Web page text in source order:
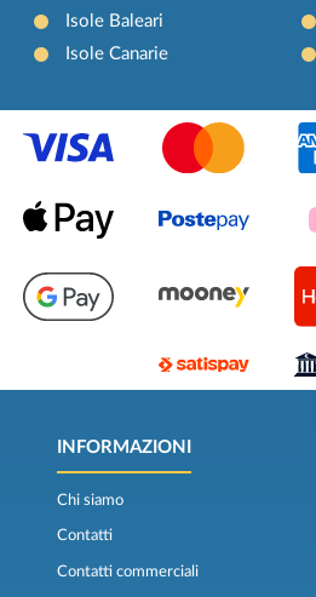
Isole Baleari
Isole Canarie
INFORMAZIONI
Chi siamo
Contatti
Contatti commerciali